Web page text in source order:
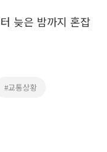
늦은 밤까지 혼잡
#교통상황